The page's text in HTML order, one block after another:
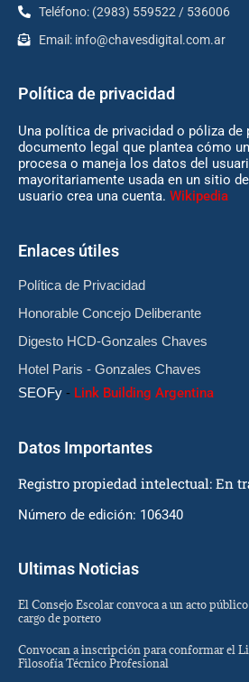
Teléfono: (2983) 559522 / 536006
Email: info@chavesdigital.com.ar
Política de privacidad
Una política de privacidad o póliza de
documento legal que plantea cómo
procesa o maneja los datos del
mayoritariamente usada en un sitio
usuario crea una cuenta. Wikipedia
Enlaces útiles
Política de Privacidad
Honorable Concejo Deliberante
Digesto HCD-Gonzales Chaves
Hotel Paris - Gonzales Chaves
SEOFy - Link Building Argentina
Datos Importantes
Registro propiedad intelectual: En
Número de edición: 106340
Ultimas Noticias
El Consejo Escolar convoca a un acto
cargo de portero
Convocan a inscripción para conformar el
Filosofía Técnico Profesional